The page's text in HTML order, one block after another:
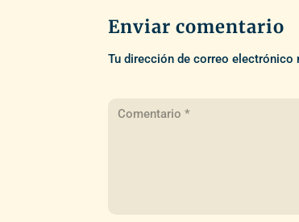
Enviar comentario
Tu dirección de correo electrónico